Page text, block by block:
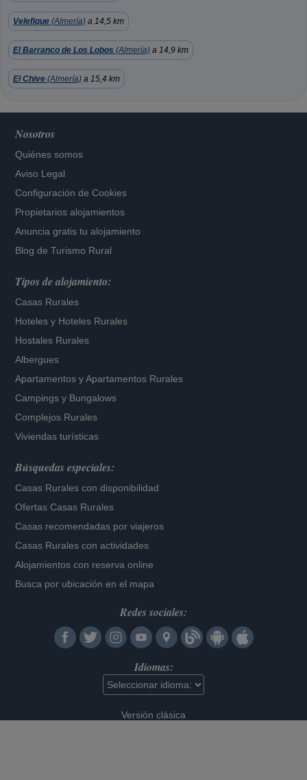
Velefique (Almería) a 14,5 km
El Barranco de Los Lobos (Almería) a 14,9 km
El Chive (Almería) a 15,4 km
Nosotros
Quiénes somos
Aviso Legal
Configuración de Cookies
Propietarios alojamientos
Anuncia gratis tu alojamiento
Blog de Turismo Rural
Tipos de alojamiento:
Casas Rurales
Hoteles y Hoteles Rurales
Hostales Rurales
Albergues
Apartamentos yApartamentos Rurales
Campings y Bungalows
Complejos Rurales
Viviendas turísticas
Búsquedas especiales:
Casas Rurales con disponibilidad
Ofertas Casas Rurales
Casas recomendadas por viajeros
Casas Rurales con actividades
Alojamientos con reserva online
Busca por ubicación en el mapa
Redes sociales:
Idiomas:
Versión clásica